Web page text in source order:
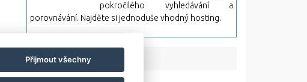
pokročilého vyhledávání a
porovnávání. Najděte si jednoduše vhodný hosting.
Přijmout všechny